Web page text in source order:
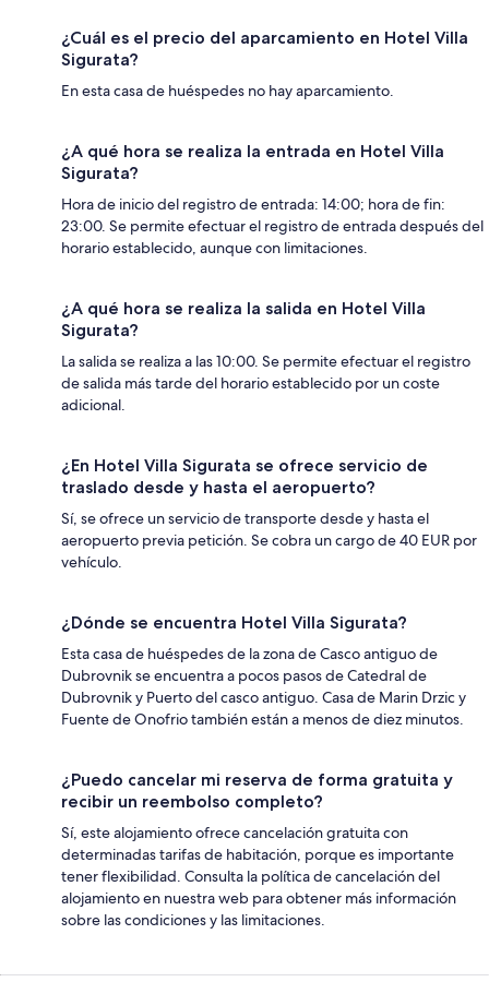
¿Cuál es el precio del aparcamiento en Hotel Villa
Sigurata?
En esta casa de huéspedes no hay aparcamiento.
¿A qué hora se realiza la entrada en Hotel Villa
Sigurata?
Hora de inicio del registro de entrada: 14:00; hora de fin:
23:00. Se permite efectuar el registro de entrada después del
horario establecido, aunque con limitaciones.
¿A qué hora se realiza la salida en Hotel Villa
Sigurata?
La salida se realiza a las 10:00. Se permite efectuar el registro
de salida más tarde del horario establecido por un coste
adicional.
¿En Hotel Villa Sigurata se ofrece servicio de
traslado desde y hasta el aeropuerto?
Sí, se ofrece un servicio de transporte desde y hasta el
aeropuerto previa petición. Se cobra un cargo de 40 EUR por
vehículo.
¿Dónde se encuentra Hotel Villa Sigurata?
Esta casa de huéspedes de la zona de Casco antiguo de
Dubrovnik se encuentra a pocos pasos de Catedral de
Dubrovnik y Puerto del casco antiguo. Casa de Marin Drzic y
Fuente de Onofrio también están a menos de diez minutos.
¿Puedo cancelar mi reserva de forma gratuita y
recibir un reembolso completo?
Sí, este alojamiento ofrece cancelación gratuita con
determinadas tarifas de habitación, porque es importante
tener flexibilidad. Consulta la política de cancelación del
alojamiento en nuestra web para obtener más información
sobre las condiciones y las limitaciones.